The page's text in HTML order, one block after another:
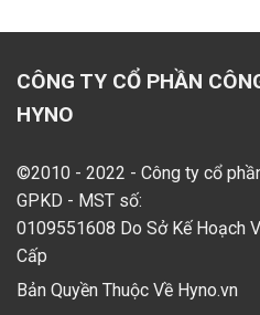
CÔNG TY CỔ PHẦN
HYNO
©2010 - 2022 - Công ty cổ
GPKD - MST số:
0109551608 Do Sở Kế Hoạch
Cấp
Bản Quyền Thuộc Về Hyno.vn